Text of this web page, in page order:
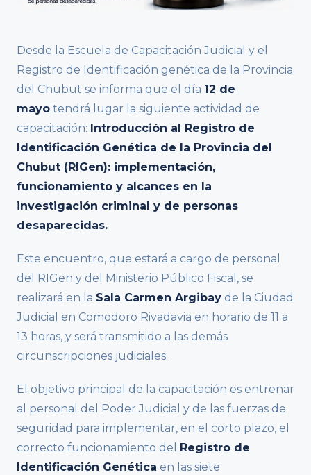
Desde la Escuela de Capacitación Judicial y el
Registro de Identificación genética de la Provincia
del Chubut se informa que el día 12 de
mayo tendrá lugar la siguiente actividad de
capacitación: Introducción al Registro de
Identificación Genética de la Provincia del
Chubut (RIGen): implementación,
funcionamiento y alcances en la
investigación criminal y de personas
desaparecidas.
Este encuentro, que estará a cargo de personal
del RIGen y del Ministerio Público Fiscal, se
realizará en la Sala Carmen Argibay de la Ciudad
Judicial en Comodoro Rivadavia en horario de 11 a
13 horas, y será transmitido a las demás
circunscripciones judiciales.
El objetivo principal de la capacitación es entrenar
al personal del Poder Judicial y de las fuerzas de
seguridad para implementar, en el corto plazo, el
correcto funcionamiento del
Registro de
Identificación Genética en las siete